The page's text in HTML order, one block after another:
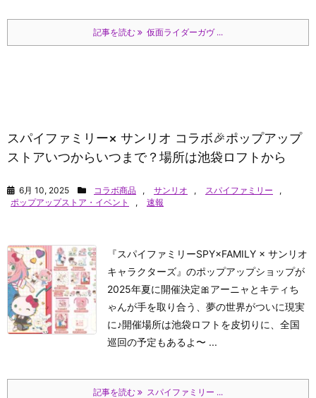
記事を読む 仮面ライダーガヴ ...
スパイファミリー× サンリオ コラボ🎉ポップアップ
ストアいつからいつまで？場所は池袋ロフトから
6月 10, 2025 コラボ商品 , サンリオ , スパイファミリー
,
ポップアップストア・イベント
, 速報
『スパイファミリーSPY×FAMILY × サンリオ
キャラクターズ』のポップアップショップが
2025年夏に開催決定🎀アーニャとキティち
ゃんが手を取り合う、夢の世界がついに現実
に♪開催場所は池袋ロフトを皮切りに、全国
巡回の予定もあるよ〜 ...
記事を読む スパイファミリー ...